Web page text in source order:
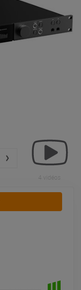
4 vidéos